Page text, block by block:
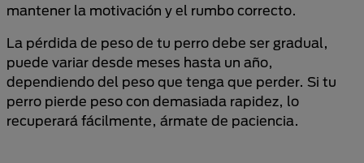
mantener la motivación y el rumbo correcto.
La pérdida de peso de tu perro debe ser gradual,
puede variar desde meses hasta un año,
dependiendo del peso que tenga que perder. Si tu
perro pierde peso con demasiada rapidez, lo
recuperará fácilmente, ármate de paciencia.